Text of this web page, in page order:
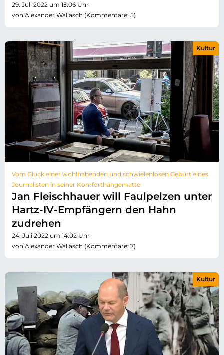
29. Juli 2022 um 15:06 Uhr
von Alexander Wallasch (Kommentare: 5)
Vom Glück einer wohlhabenden und schwielenlosen Geburt eines
Journalisten in seiner Komforthängematte
Jan Fleischhauer will Faulpelzen unter
Hartz-IV-Empfängern den Hahn
zudrehen
24. Juli 2022 um 14:02 Uhr
von Alexander Wallasch (Kommentare: 7)
Kultur
Kultur